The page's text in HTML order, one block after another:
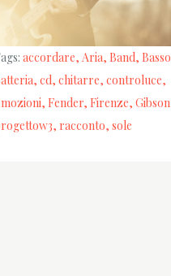
accordare Aria Band Basso
cd chitarre controluce
Fender Firenze Gibson
racconto sole